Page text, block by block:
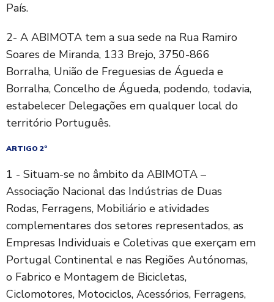
País.
2- A ABIMOTA tem a sua sede na Rua Ramiro
Soares de Miranda, 133 Brejo, 3750-866
Borralha, União de Freguesias de Águeda e
Borralha, Concelho de Águeda, podendo, todavia,
estabelecer Delegações em qualquer local do
território Português.
ARTIGO 2º
1 - Situam-se no âmbito da ABIMOTA –
Associação Nacional das Indústrias de Duas
Rodas, Ferragens, Mobiliário e atividades
complementares dos setores representados, as
Empresas Individuais e Coletivas que exerçam em
Portugal Continental e nas Regiões Autónomas,
o Fabrico e Montagem de Bicicletas,
Ciclomotores, Motociclos, Acessórios, Ferragens,